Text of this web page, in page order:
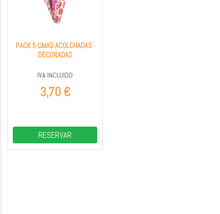
PACK 5 LIMAS ACOLCHADAS ·
DECORADAS
IVA INCLUIDO
3,70 €
RESERVAR